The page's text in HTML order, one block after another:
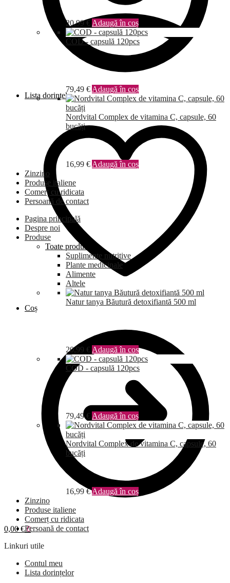
Lista dorințelor
Coș
0,00€ 0
20,99€ Adaugă în coș
COD - capsulă 120pcs
79,49 € Adaugă în coș
Nordvital Complex de vitamina C, capsule, 60
bucăți
16,99 € Adaugă în coș
Zinzino
Produse italiene
Comerț cu ridicata
Persoană de contact
Pagina principală
Despre noi
Produse
Toate produsele
Suplimente nutritive
Plante medicinale
Alimente
Altele
Natur tanya Băutură detoxifiantă 500 ml
20,99 € Adaugă în coș
COD - capsulă 120pcs
79,49 € Adaugă în coș
Nordvital Complex de vitamina C, capsule, 60
bucăți
16,99 € Adaugă în coș
Zinzino
Produse italiene
Comerț cu ridicata
Persoană de contact
Linkuri utile
Contul meu
Lista dorințelor